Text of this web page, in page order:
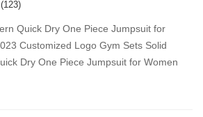
Quick Dry One Piece Jumpsuit for
Customized Logo Gym Sets Solid
Dry One Piece Jumpsuit for Women